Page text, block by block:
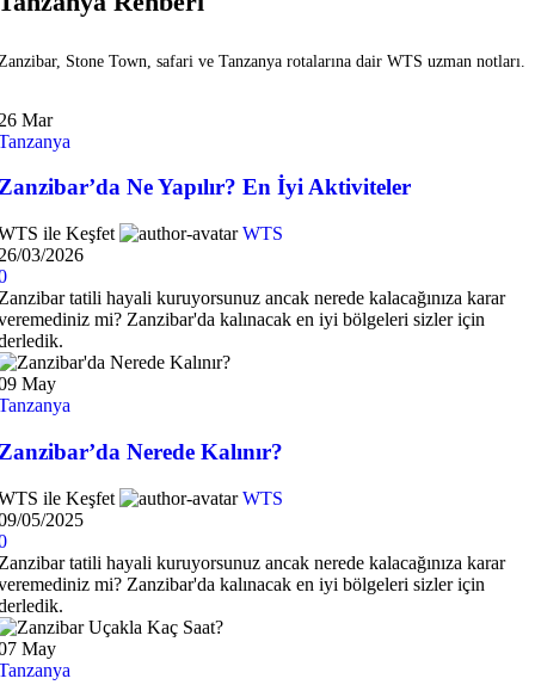
Stone Town, safari ve Tanzanya rotalarına dair WTS uzman notları.
Mar
Ne Yapılır? En İyi Aktiviteler
ile Keşfet
WTS
03/2026
tatili hayali kuruyorsunuz ancak nerede kalacağınıza karar
mi? Zanzibar'da kalınacak en iyi bölgeleri sizler için
May
Nerede Kalınır?
ile Keşfet
WTS
05/2025
tatili hayali kuruyorsunuz ancak nerede kalacağınıza karar
mi? Zanzibar'da kalınacak en iyi bölgeleri sizler için
May